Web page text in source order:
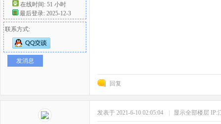
在线时间: 51 小时
最后登录: 2025-12-3
联系方式:
发消息
回复
发表于 2021-6-10 02:05:04 显示全部楼层 IP: